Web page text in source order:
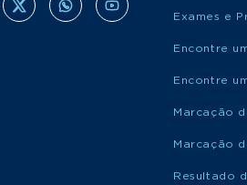
Exames e
Encontre
Encontre
Marcação
Marcação
Resultado